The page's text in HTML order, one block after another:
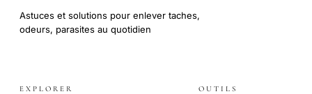
Astuces et solutions pour enlever taches,
odeurs, parasites au quotidien
EXPLORER OUTILS